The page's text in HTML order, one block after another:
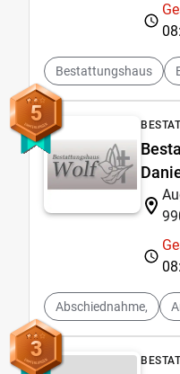
Bestattungshaus
5
Abschiednahme,
3